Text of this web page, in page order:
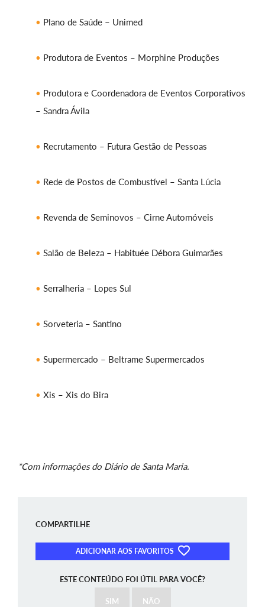
Plano de Saúde – Unimed
Produtora de Eventos – Morphine Produções
Produtora e Coordenadora de Eventos Corporativos
– Sandra Ávila
Recrutamento – Futura Gestão de Pessoas
Rede de Postos de Combustível – Santa Lúcia
Revenda de Seminovos – Cirne Automóveis
Salão de Beleza – Habituée Débora Guimarães
Serralheria – Lopes Sul
Sorveteria – Santino
Supermercado – Beltrame Supermercados
Xis – Xis do Bira
*Com informações do Diário de Santa Maria.
COMPARTILHE
ADICIONAR AOS FAVORITOS
ESTE CONTEÚDO FOI ÚTIL PARA VOCÊ?
SIM NÃO